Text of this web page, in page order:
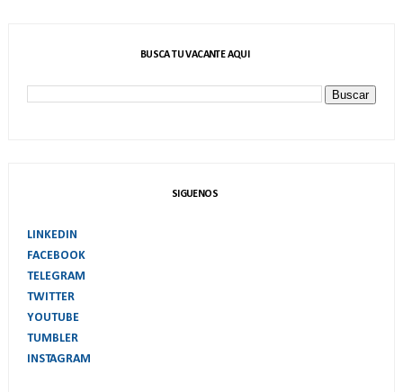
BUSCA TU VACANTE AQUI
SIGUENOS
LINKEDIN
FACEBOOK
TELEGRAM
TWITTER
YOUTUBE
TUMBLER
INSTAGRAM